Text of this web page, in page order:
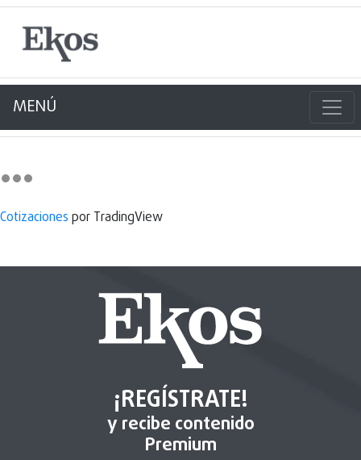
MENÚ
Cotizaciones por TradingView
¡REGÍSTRATE!
y recibe contenido
Premium